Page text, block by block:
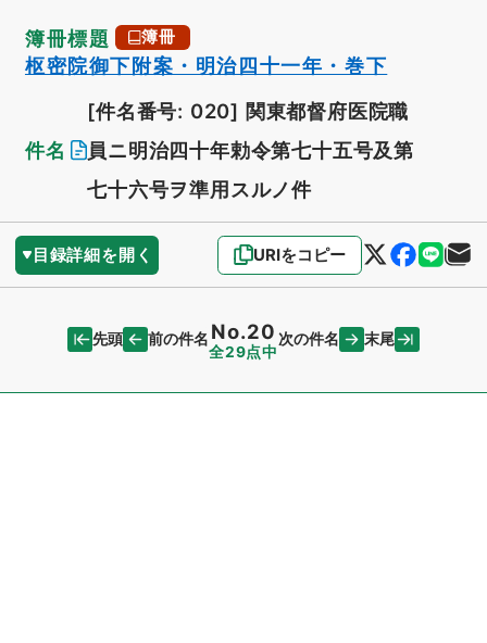
簿冊標題 簿冊
枢密院御下附案・明治四十一年・巻下
件名
[件名番号: 020] 関東都督府医院職
員ニ明治四十年勅令第七十五号及第
七十六号ヲ準用スルノ件
目録詳細を開く URIをコピー
先頭 前の件名 No.20
全29点中
次の件名 末尾